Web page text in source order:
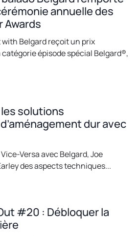
annuelle des
Awards
with Belgard reçoit un prix
catégorie épisode spécial Belgard®,
solutions
dur avec
Vice-Versa avec Belgard, Joe
des aspects techniques...
#20 : Débloquer la